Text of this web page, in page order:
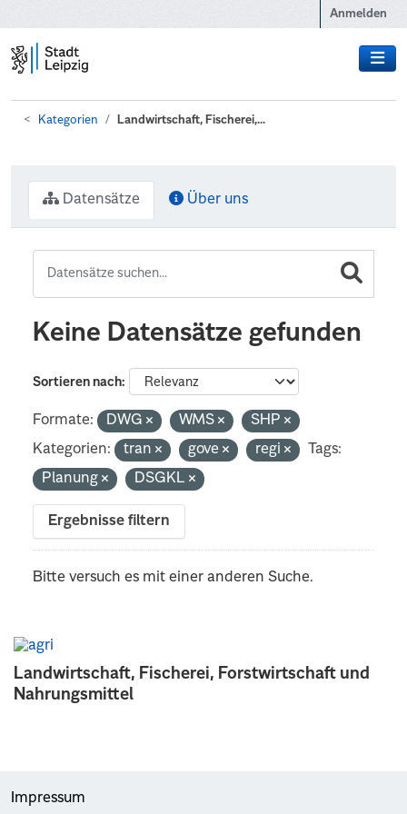
Anmelden
Kategorien Landwirtschaft, Fischerei,...
Landwirtschaft, Fischerei, Forstwirtschaft und
Nahrungsmittel
Datensätze Über uns
Keine Datensätze gefunden
Sortieren nach
Formate: DWG WMS
SHP
Kategorien:
tran gove regi
Tags:
Planung
DSGKL
Ergebnisse filtern
Bitte versuch es mit einer anderen Suche.
Impressum